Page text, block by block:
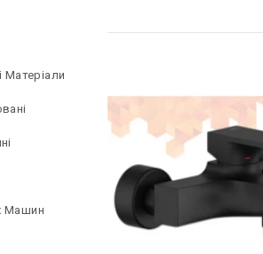
Матеріали
Машин